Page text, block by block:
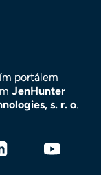
portálem
JenHunter
s. r. o.